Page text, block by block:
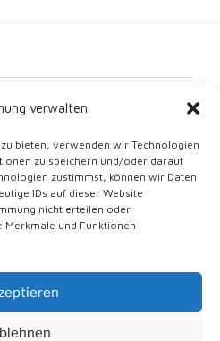
verwalten
bieten, verwenden wir Technologien
zu speichern und/oder darauf
zustimmst, können wir Daten
IDs auf dieser Website
nicht erteilen oder
Merkmale und Funktionen